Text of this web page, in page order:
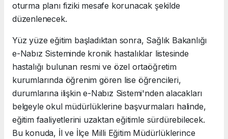
oturma planı fiziki mesafe korunacak şekilde
düzenlenecek.
Yüz yüze eğitim başladıktan sonra, Sağlık Bakanlığı
e-Nabız Sisteminde kronik hastalıklar listesinde
hastalığı bulunan resmi ve özel ortaöğretim
kurumlarında öğrenim gören lise öğrencileri,
durumlarına ilişkin e-Nabız Sistemi'nden alacakları
belgeyle okul müdürlüklerine başvurmaları halinde,
eğitim faaliyetlerini uzaktan eğitimle sürdürebilecek.
Bu konuda, İl ve İlçe Milli Eğitim Müdürlüklerince